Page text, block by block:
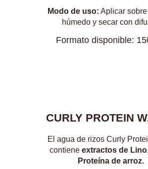
Modo de uso: Aplicar
húmedo y secar con
Formato disponible:
CURLY PROTEIN
El agua de rizos Curly
contiene extractos de
Proteína de arroz.